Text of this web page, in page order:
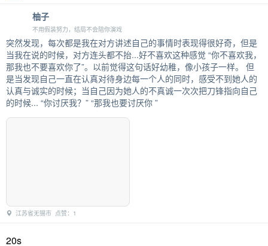
柚子
不用假装努力，结局不会陪你演戏
突然发现，每次都是我在对方讲述自己的事情时表现得很好奇，但是
当我在说的时候，对方连头都不抬...好不喜欢这种感觉 “你不喜欢我，
那我也不要喜欢你了”。以前觉得这句话好幼稚，像小孩子一样。 但
是当发现自己一直在认真对待身边每一个人的同时，感受不到她人的
认真与诚实的时候；当自己因为她人的不真诚一次次把刀锋指向自己
的时候... “你讨厌我？” “那我也要讨厌你 ”
江苏省无锡市 点赞：1
20s